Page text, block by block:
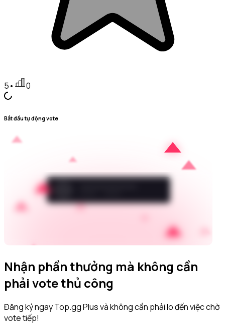
5• 0
Bắt đầu tự động vote
Nhận phần thưởng mà không cần
phải vote thủ công
Đăng ký ngay Top.gg Plus và không cần phải lo đến việc chờ
vote tiếp!